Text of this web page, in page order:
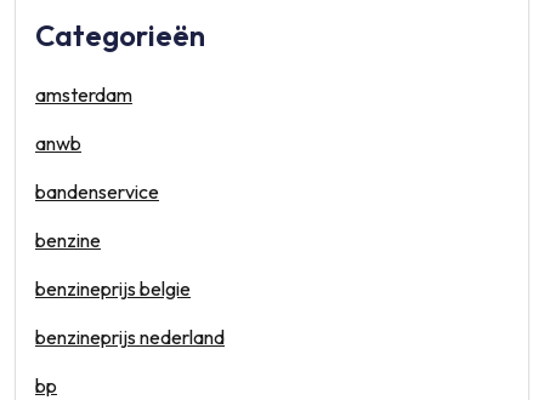
Categorieën
amsterdam
anwb
bandenservice
benzine
benzineprijs belgie
benzineprijs nederland
bp